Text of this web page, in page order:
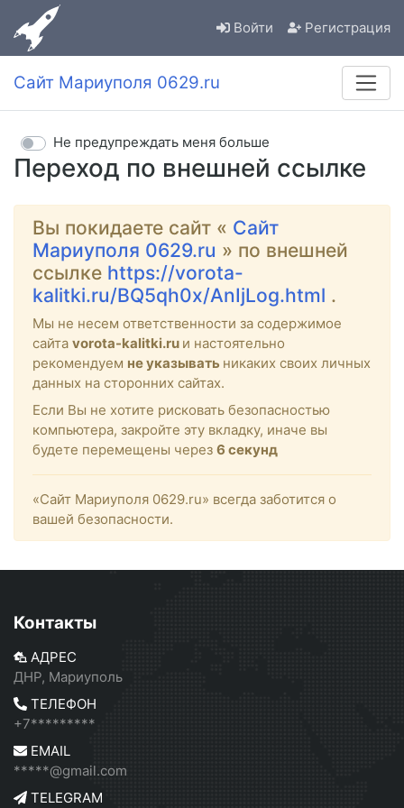
Войти Регистрация
Сайт Мариуполя 0629.ru
Переход по внешней ссылке
Не предупреждать меня больше
Вы покидаете сайт « Сайт
Мариуполя 0629.ru » по внешней
ссылке https://vorota-
kalitki.ru/BQ5qh0x/AnIjLog.html .
Мы не несем ответственности за содержимое
сайта vorota-kalitki.ru и настоятельно
рекомендуем не указывать никаких своих личных
данных на сторонних сайтах.
Если Вы не хотите рисковать безопасностью
компьютера, закройте эту вкладку, иначе вы
будете перемещены через 6 секунд
«Сайт Мариуполя 0629.ru» всегда заботится о
вашей безопасности.
Контакты
АДРЕС
ДНР, Мариуполь
ТЕЛЕФОН
+7*********
EMAIL
*****@gmail.com
TELEGRAM